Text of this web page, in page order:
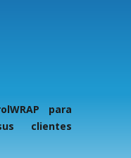
para
clientes